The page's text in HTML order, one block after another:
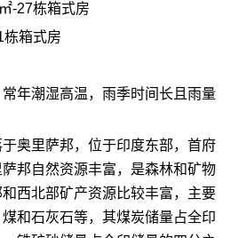
-27栋箱式房
栋箱式房
年潮湿高温，雨季时间长且雨量
奥里萨邦，位于印度东部，首府
邦自然资源丰富，是森林和矿物
西北部矿产资源比较丰富，主要
和石灰石等，其煤炭储量占全印